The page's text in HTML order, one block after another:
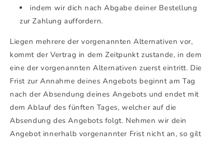
indem wir dich nach Abgabe deiner Bestellung
zur Zahlung auffordern.
Liegen mehrere der vorgenannten Alternativen vor,
kommt der Vertrag in dem Zeitpunkt zustande, in dem
eine der vorgenannten Alternativen zuerst eintritt. Die
Frist zur Annahme deines Angebots beginnt am Tag
nach der Absendung deines Angebots und endet mit
dem Ablauf des fünften Tages, welcher auf die
Absendung des Angebots folgt. Nehmen wir dein
Angebot innerhalb vorgenannter Frist nicht an, so gilt